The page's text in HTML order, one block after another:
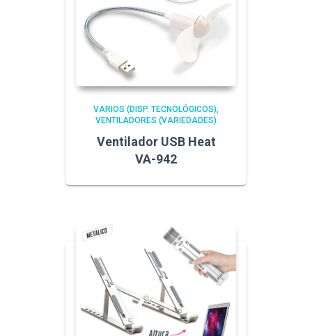
VARIOS (DISP. TECNOLÓGICOS)
VENTILADORES (VARIEDADES)
Ventilador USB Heat
VA-942